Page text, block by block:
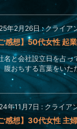
年2月26日:クライア
感想】50代女性 起
名と会社設立日を占っ
腹おちする言葉をいた
年11月7日 : クライア
ご感想】30代女性 主